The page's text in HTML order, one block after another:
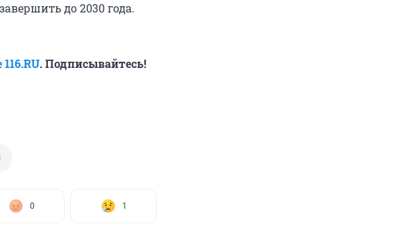
до 2030 года.
. Подписывайтесь!
0 1